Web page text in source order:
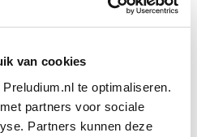
van cookies
te optimaliseren.
partners voor sociale
Partners kunnen deze